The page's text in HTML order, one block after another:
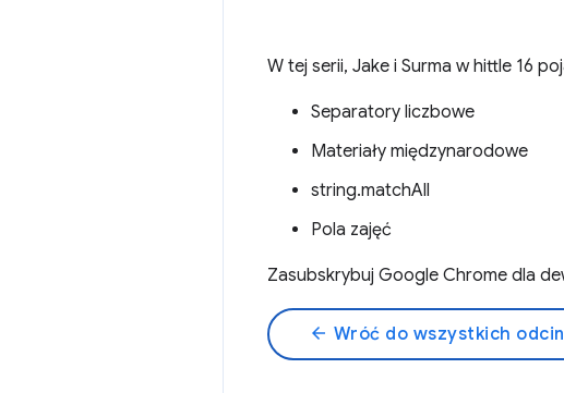
W tej serii, Jake i Surma w hittle 16
Separatory liczbowe
Materiały międzynarodowe
string.matchAll
Pola zajęć
Zasubskrybuj Google Chrome dla
arrow_back Wróć do wszystkich